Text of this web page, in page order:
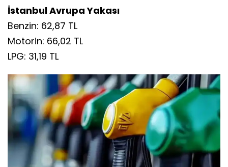
İstanbul Avrupa Yakası
Benzin: 62,87 TL
Motorin: 66,02 TL
LPG: 31,19 TL